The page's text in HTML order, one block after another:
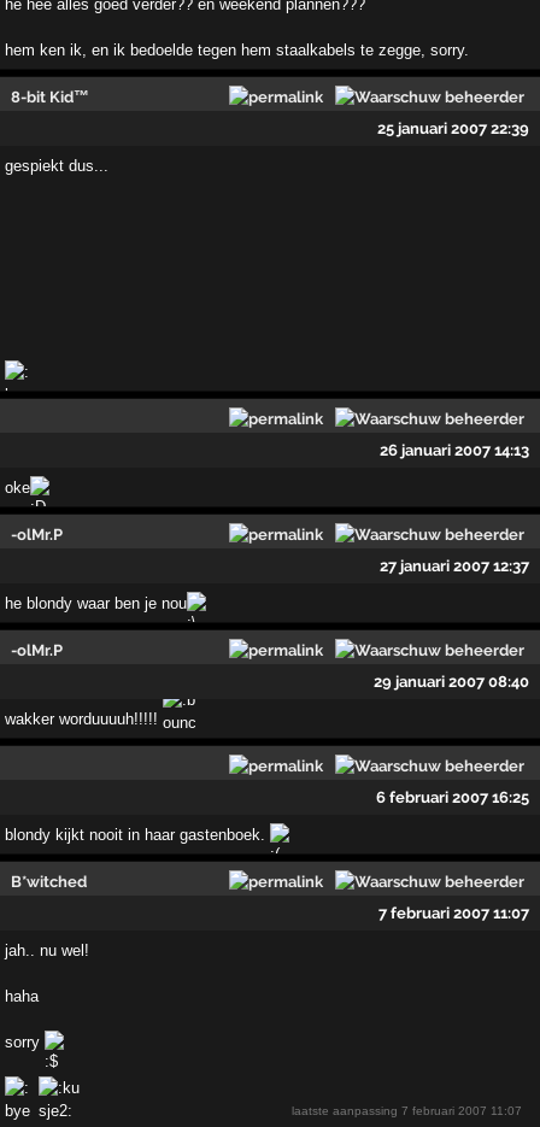
he hee alles goed verder?? en weekend plannen???
hem ken ik, en ik bedoelde tegen hem staalkabels te zegge, sorry.
8-bit Kid™
25 januari 2007 22:39
gespiekt dus...
26 januari 2007 14:13
oke
-olMr.P
27 januari 2007 12:37
he blondy waar ben je nou
-olMr.P
29 januari 2007 08:40
wakker worduuuuh!!!!!
6 februari 2007 16:25
blondy kijkt nooit in haar gastenboek.
B*witched
7 februari 2007 11:07
jah.. nu wel!
haha
sorry
laatste aanpassing7 februari 2007 11:07